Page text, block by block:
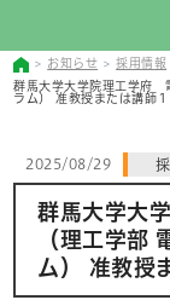
お知らせ
採用情報
群馬大学大学院理工学府
ラム） 准教授または講師
2025/08/29
群馬大学大
（理工学部
ム） 准教授